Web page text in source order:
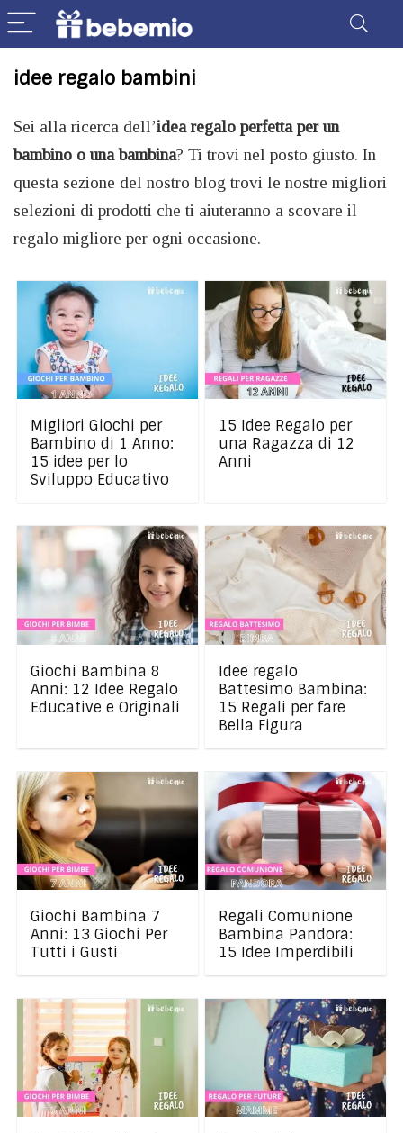
idee regalo bambini
Sei alla ricerca dell’idea regalo perfetta per un
bambino o una bambina? Ti trovi nel posto giusto. In
questa sezione del nostro blog trovi le nostre migliori
selezioni di prodotti che ti aiuteranno a scovare il
regalo migliore per ogni occasione.
Migliori Giochi per
Bambino di 1 Anno:
15 idee per lo
Sviluppo Educativo
15 Idee Regalo per
una Ragazza di 12
Anni
Giochi Bambina 8
Anni: 12 Idee Regalo
Educative e Originali
Idee regalo
Battesimo Bambina:
15 Regali per fare
Bella Figura
Giochi Bambina 7
Anni: 13 Giochi Per
Tutti i Gusti
Regali Comunione
Bambina Pandora:
15 Idee Imperdibili